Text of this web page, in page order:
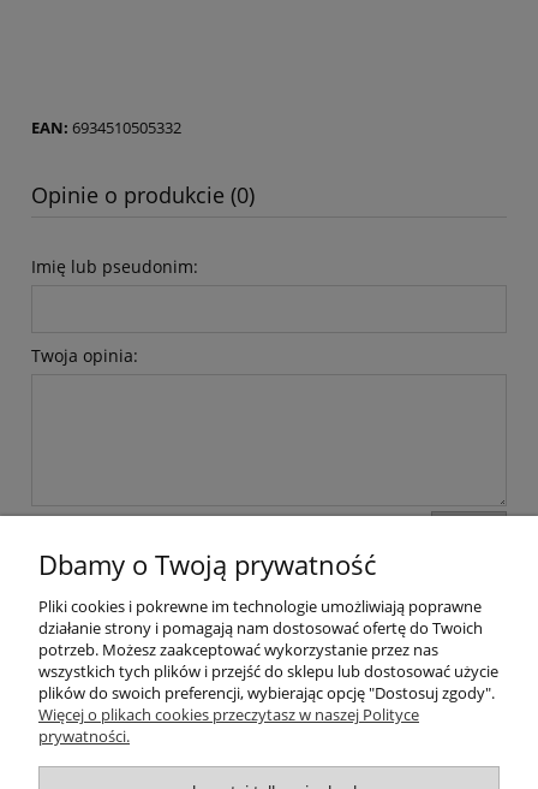
EAN: 6934510505332
Opinie o produkcie (0)
Imię lub pseudonim:
Twoja opinia:
Pomoc
Dostawa
Dbamy o Twoją prywatność
Pliki cookies i pokrewne im technologie umożliwiają poprawne
działanie strony i pomagają nam dostosować ofertę do Twoich
potrzeb. Możesz zaakceptować wykorzystanie przez nas
wszystkich tych plików i przejść do sklepu lub dostosować użycie
plików do swoich preferencji, wybierając opcję "Dostosuj zgody".
Więcej o plikach cookies przeczytasz w naszej Polityce
prywatności.